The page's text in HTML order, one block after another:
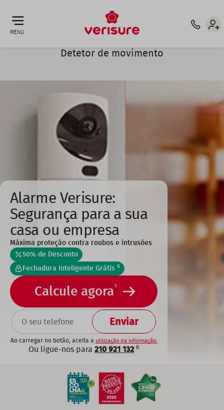
menu
MENU
Detetor de movimento
Alarme Verisure:
Segurança para a sua
casa ou empresa
Máxima proteção contra roubos e intrusões
50% de Desconto
Fechadura Inteligente Grátis 5
Calcule agora1
TELEFONE
Ao carregar no botão, aceita a utilização da informação.
Ou ligue-nos para 210 921 132 6